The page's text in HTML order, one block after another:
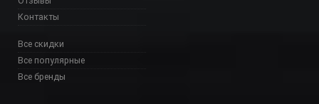
Контакты
Все скидки
Все популярные
Все бренды